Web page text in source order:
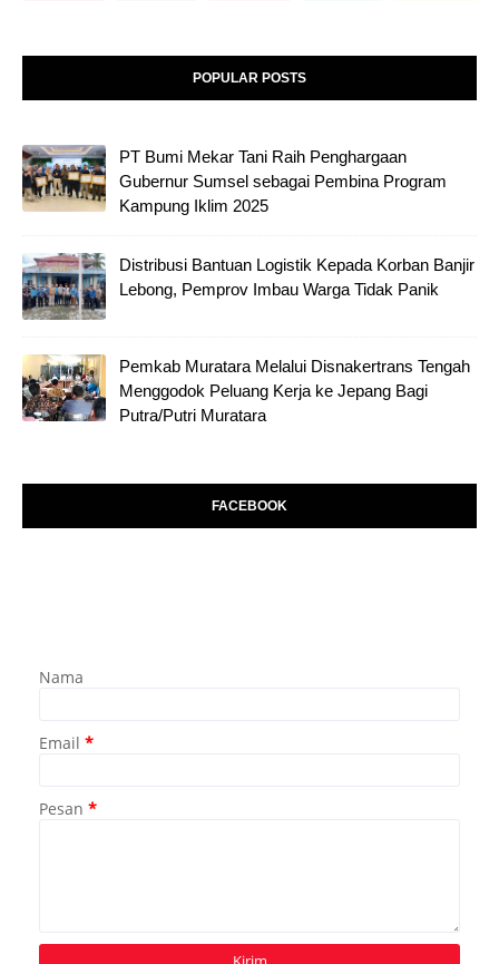
POPULAR POSTS
PT Bumi Mekar Tani Raih Penghargaan
Gubernur Sumsel sebagai Pembina Program
Kampung Iklim 2025
Distribusi Bantuan Logistik Kepada Korban Banjir
Lebong, Pemprov Imbau Warga Tidak Panik
Pemkab Muratara Melalui Disnakertrans Tengah
Menggodok Peluang Kerja ke Jepang Bagi
Putra/Putri Muratara
FACEBOOK
Nama
Email *
Pesan *